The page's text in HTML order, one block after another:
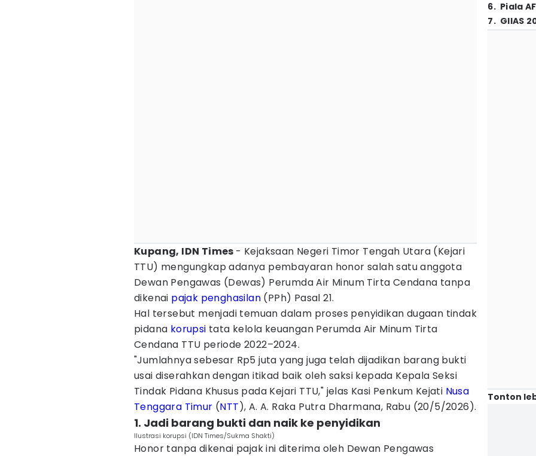
Kupang, IDN Times - Kejaksaan Negeri Timor Tengah Utara (Kejari
TTU) mengungkap adanya pembayaran honor salah satu anggota
Dewan Pengawas (Dewas) Perumda Air Minum Tirta Cendana tanpa
dikenai pajak penghasilan (PPh) Pasal 21.
Hal tersebut menjadi temuan dalam proses penyidikan dugaan tindak
pidana korupsi tata kelola keuangan Perumda Air Minum Tirta
Cendana TTU periode 2022–2024.
"Jumlahnya sebesar Rp5 juta yang juga telah dijadikan barang bukti
usai diserahkan dengan itikad baik oleh saksi kepada Kepala Seksi
Tindak Pidana Khusus pada Kejari TTU," jelas Kasi Penkum Kejati Nusa
Tenggara Timur (NTT), A. A. Raka Putra Dharmana, Rabu (20/5/2026).
1. Jadi barang bukti dan naik ke penyidikan
Ilustrasi korupsi (IDN Times/Sukma Shakti)
Honor tanpa dikenai pajak ini diterima oleh Dewan Pengawas
6. Piala
7. GIIAS
Tonton